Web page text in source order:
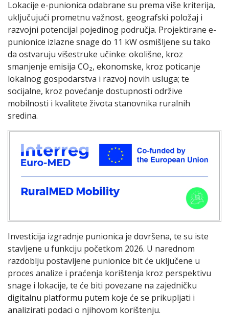
Lokacije e-punionica odabrane su prema više kriterija,
uključujući prometnu važnost, geografski položaj i
razvojni potencijal pojedinog područja. Projektirane e-
punionice izlazne snage do 11 kW osmišljene su tako
da ostvaruju višestruke učinke: okolišne, kroz
smanjenje emisija CO₂, ekonomske, kroz poticanje
lokalnog gospodarstva i razvoj novih usluga; te
socijalne, kroz povećanje dostupnosti održive
mobilnosti i kvalitete života stanovnika ruralnih
sredina.
Investicija izgradnje punionica je dovršena, te su iste
stavljene u funkciju početkom 2026. U narednom
razdoblju postavljene punionice bit će uključene u
proces analize i praćenja korištenja kroz perspektivu
snage i lokacije, te će biti povezane na zajedničku
digitalnu platformu putem koje će se prikupljati i
analizirati podaci o njihovom korištenju.